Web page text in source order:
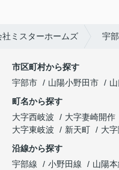
ミスターホームズ 宇
市区町村から探す
宇部市
山陽小野田市
町名から探す
大字西岐波
大字妻崎開作
大字東岐波
新天町 大
沿線から探す
宇部線
小野田線 山陽